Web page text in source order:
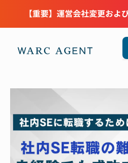
【重要】運営会社変更およ